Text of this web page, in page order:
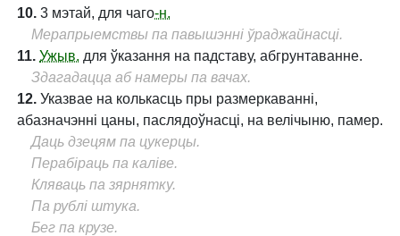
10. 3 мэтай, для чаго-н.
Мерапрыемствы па павышэнні ўраджайнасці.
11. Ужыв. для ўказання на падставу, абгрунтаванне.
Здагадацца аб намеры па вачах.
12. Указвае на колькасць пры размеркаванні,
абазначэнні цаны, паслядоўнасці, на велічыню, памер.
Даць дзецям па цукерцы.
Перабіраць па каліве.
Кляваць па зярнятку.
Па рублі штука.
Бег па крузе.